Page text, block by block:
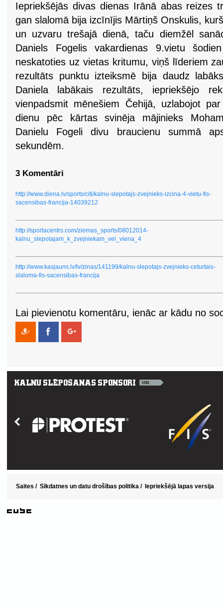
Iepriekšējās divas dienas Irānā abas reizes
gan slalomā bija izcīnījis Mārtiņš Onskulis,
un uzvaru trešajā dienā, taču diemžēl
Daniels Fogelis vakardienas 9.vietu
neskatoties uz vietas kritumu, viņš līderiem
rezultāts punktu izteiksmē bija daudz
Daniela labākais rezultāts, iepriekšējo
vienpadsmit mēnešiem Čehijā, uzlabojot
dienu pēc kārtas svinēja mājinieks
Danielu Fogeli divu braucienu summā
sekundēm.
3 Komentāri
http://www.diena.lv/sports/citi/kalnu-slepotajs-zvejnieks-izcina-4-vietu-fis-
sacensibas-francija-14039212
http://sportacentrs.com/ziemas_sports/08012014-
kalnu_slepotajam_k_zvejniekam_vel_viena_4
http://www.kasjauns.lv/lv/zinas/141199/kalnu-slepotajs-zvejnieks-ceturtais-
slaloma-fis-sacensibas-francija
Lai pievienotu komentāru, ienāc ar kādu no
Saites / Sīkdatnes un datu drošības politika / Iepriekšējā lapas versija